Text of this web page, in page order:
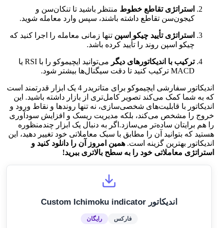
استراتژی تقاطع خطوط منتظر باشید تا تنکان‌سن و
کیجون‌سن تقاطع داشته باشند، سپس وارد معامله شوید.
استراتژی تأیید چیکو اسپن تنها زمانی معامله را اجرا کنید که
چیکو اسپن روند را تأیید کرده باشد.
ترکیب با اندیکاتورهای دیگر
می‌توانید ایچیموکو را با RSI یا
MACD ترکیب کنید تا دقت سیگنال‌ها بیشتر شود.
اندیکاتور سفارشی ایچیموکو برای متاتریدر 4 یک ابزار قدرتمند است
که به شما کمک می‌کند تصویر کامل‌تری از بازار داشته باشید. این
اندیکاتور با قابلیت‌های شخصی‌سازی، نه تنها روندها و نقاط ورود و
خروج را مشخص می‌کند، بلکه مدیریت ریسک و افزایش سودآوری
را هم برایتان ساده‌تر می‌سازد.اگر به دنبال یک ابزار چندمنظوره
هستید که بتوانید آن را مطابق با سبک معاملاتی خود تغییر دهید، این
اندیکاتور بهترین گزینه است. همین امروز آن را دانلود کنید و
استراتژی معاملاتی خود را به سطح بالاتری ببرید!
اندیکاتور Custom Ichimoku indicator
فارکس رایگان